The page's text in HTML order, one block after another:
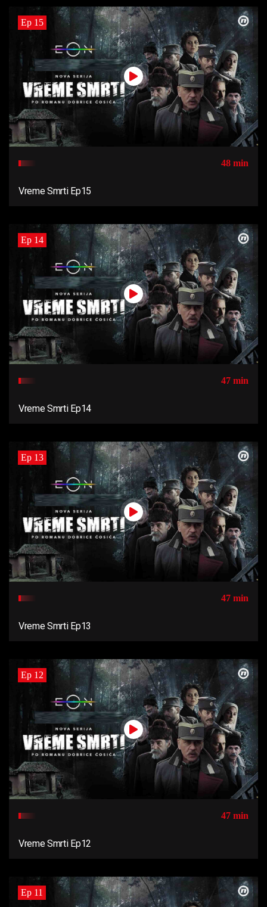
Ep 15
48 min
Vreme Smrti Ep15
Ep 14
47 min
Vreme Smrti Ep14
Ep 13
47 min
Vreme Smrti Ep13
Ep 12
47 min
Vreme Smrti Ep12
Ep 11